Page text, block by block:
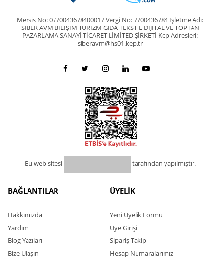
Mersis No: 0770043678400017 Vergi No: 7700436784 İşletme Adı:
SİBER AVM BİLİŞİM TURİZM GIDA TEKSTİL DİJİTAL VE TOPTAN
PAZARLAMA SANAYİ TİCARET LİMİTED ŞİRKETİ Kep Adresleri:
siberavm@hs01.kep.tr
Bu web sitesi tarafından yapılmıştır.
BAĞLANTILAR
Hakkımızda
Yardım
Blog Yazıları
Bize Ulaşın
ÜYELİK
Yeni Üyelik Formu
Üye Girişi
Sipariş Takip
Hesap Numaralarımız